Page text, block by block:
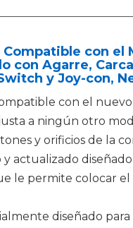
Compatible con
con Agarre,
y Joy-con,
con el
a ningún otro
y orificios de la
y actualizado
le permite colocar
diseñado